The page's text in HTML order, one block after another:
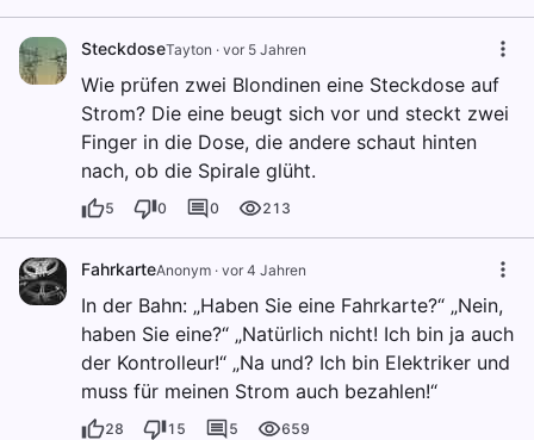
SteckdoseTayton · vor 5 Jahren
Wie prüfen zwei Blondinen eine Steckdose auf
Strom? Die eine beugt sich vor und steckt zwei
Finger in die Dose, die andere schaut hinten
nach, ob die Spirale glüht.
5 0 0 213
FahrkarteAnonym · vor 4 Jahren
In der Bahn: „Haben Sie eine Fahrkarte?“ „Nein,
haben Sie eine?“ „Natürlich nicht! Ich bin ja auch
der Kontrolleur!“ „Na und? Ich bin Elektriker und
muss für meinen Strom auch bezahlen!“
28 15 5 659